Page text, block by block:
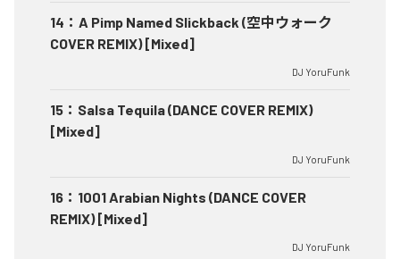
14 ： A Pimp Named Slickback (空中ウォーク
COVER REMIX) [Mixed]
DJ YoruFunk
15 ： Salsa Tequila (DANCE COVER REMIX)
[Mixed]
DJ YoruFunk
16 ： 1001 Arabian Nights (DANCE COVER
REMIX) [Mixed]
DJ YoruFunk